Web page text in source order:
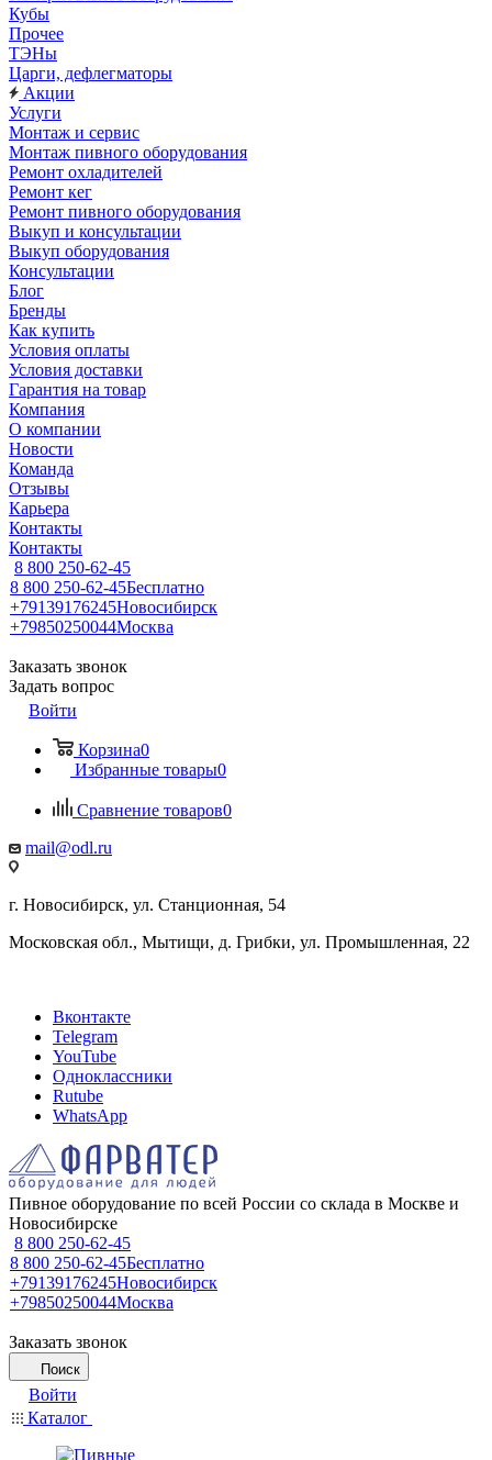
Кубы
Прочее
ТЭНы
Царги, дефлегматоры
Акции
Услуги
Монтаж и сервис
Монтаж пивного оборудования
Ремонт охладителей
Ремонт кег
Ремонт пивного оборудования
Выкуп и консультации
Выкуп оборудования
Консультации
Блог
Бренды
Как купить
Условия оплаты
Условия доставки
Гарантия на товар
Компания
О компании
Новости
Команда
Отзывы
Карьера
Контакты
Контакты
8 800 250-62-45
8 800 250-62-45Бесплатно
+79139176245Новосибирск
+79850250044Москва
Заказать звонок
Задать вопрос
Войти
Корзина0
Избранные товары0
Сравнение товаров0
mail@odl.ru
г. Новосибирск, ул. Станционная, 54
Московская обл., Мытищи, д. Грибки, ул. Промышленная, 22
Вконтакте
Telegram
YouTube
Одноклассники
Rutube
WhatsApp
Пивное оборудование по всей России со склада в Москве и
Новосибирске
8 800 250-62-45
8 800 250-62-45Бесплатно
+79139176245Новосибирск
+79850250044Москва
Заказать звонок
Поиск
Войти
Каталог